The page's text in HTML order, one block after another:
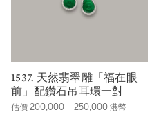
1537. 天然翡翠雕「福在眼
前」配鑽石吊耳環一對
估價 200,000 – 250,000 港幣